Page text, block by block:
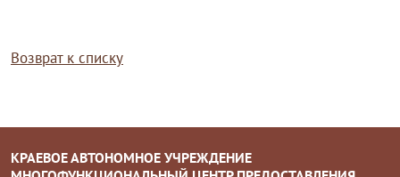
Возврат к списку
КРАЕВОЕ АВТОНОМНОЕ УЧРЕЖДЕНИЕ